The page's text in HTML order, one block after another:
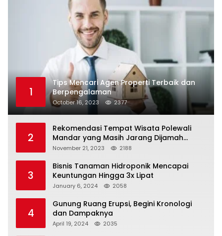
1
Tips Mencari Agen Properti Terbaik dan
Berpengalaman
October 16, 2023 2377
2
Rekomendasi Tempat Wisata Polewali
Mandar yang Masih Jarang Dijamah
Wisatawan
November 21, 2023 2188
3
Bisnis Tanaman Hidroponik Mencapai
Keuntungan Hingga 3x Lipat
January 6, 2024 2058
4
Gunung Ruang Erupsi, Begini Kronologi
dan Dampaknya
April 19, 2024 2035